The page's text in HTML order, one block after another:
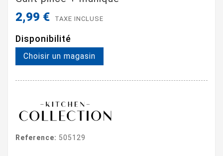
2,99 € TAXE INCLUSE
Disponibilité
Choisir un magasin
Reference: 505129